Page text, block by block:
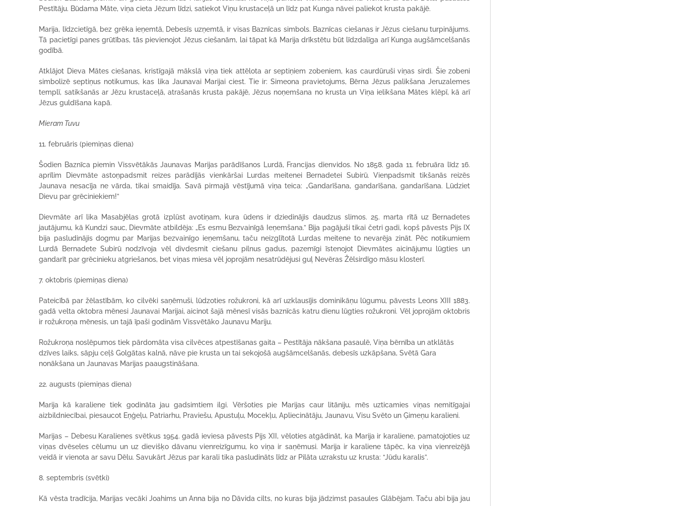
Pestītāju. Būdama Māte, viņa cieta Jēzum līdzi, satiekot Viņu krustaceļā un līdz pat Kunga nāvei paliekot krusta pakājē.
Marija, līdzcietīgā, bez grēka ieņemtā, Debesīs uzņemtā, ir visas Baznīcas simbols. Baznīcas ciešanas ir Jēzus ciešanu turpinājums.
Tā pacietīgi panes grūtības, tās pievienojot Jēzus ciešanām, lai tāpat kā Marija drīkstētu būt līdzdalīga arī Kunga augšām­celšanās
godībā.
Atklājot Dieva Mātes ciešanas, kristīgajā mākslā viņa tiek attēlota ar septiņiem zobeniem, kas caurdūruši viņas sirdi. Šie zobeni
simbolizē septiņus notikumus, kas lika Jaunavai Marijai ciest. Tie ir: Simeona pra­vie­tojums, Bērna Jēzus palikšana Jeruzalemes
templī, satikšanās ar Jēzu krustaceļā, atrašanās krusta pakājē, Jēzus noņemšana no krusta un Viņa ielikšana Mātes klēpī, kā arī
Jēzus guldīšana kapā.
Mieram Tuvu
11. februāris (piemiņas diena)
Šodien Baznīca piemin Vissvētākās Jaunavas Marijas parādīšanos Lurdā, Francijas dienvidos. No 1858. gada 11. februāra līdz 16.
aprīlim Dievmāte astoņpadsmit reizes parādījās vienkāršai Lurdas meitenei Bernadetei Subirū. Vienpadsmit tikšanās reizēs
Jaunava nesacīja ne vārda, tikai smaidīja. Savā pirmajā vēstījumā viņa teica: „Gandarīšana, gan­darīšana, gandarīšana. Lūdziet
Dievu par grēciniekiem!”
Dievmāte arī lika Masabjēlas grotā izplūst avotiņam, kura ūdens ir dziedinājis daudzus slimos. 25. marta rītā uz Bernadetes
jautājumu, kā Kundzi sauc, Dievmāte atbildēja: „Es esmu Bezvainīgā Ieņemšana.” Bija pagājuši tikai četri gadi, kopš pāvests Pijs IX
bija pasludinājis dogmu par Marijas bezvainīgo ieņemšanu, taču neizglītotā Lurdas meitene to nevarēja zināt. Pēc notikumiem
Lurdā Bernadete Subirū nodzīvoja vēl divdesmit ciešanu pilnus gadus, pazemīgi īs­tenojot Dievmātes aicinājumu lūgties un
gandarīt par grēcinieku atgriešanos, bet viņas miesa vēl joprojām nesatrūdējusi guļ Nevēras Žēlsirdīgo māsu klosterī.
7. oktobris (piemiņas diena)
Pateicībā par žēlastībām, ko cilvēki saņēmuši, lūdzoties rožukroni, kā arī uzklausījis dominikāņu lūgumu, pāvests Leons XIII 1883.
gadā velta oktobra mēnesi Jaunavai Marijai, aicinot šajā mēnesī visās baznīcās katru dienu lūgties rožukroni. Vēl joprojām oktobris
ir rožukroņa mēnesis, un tajā īpaši godinām Vissvētāko Jaunavu Mariju.
Rožukroņa noslēpumos tiek pārdomāta visa cilvēces atpestīšanas gaita – Pestītāja nākšana pasaulē, Viņa bērnība un atklātās
dzīves laiks, sāpju ceļš Golgātas kalnā, nāve pie krusta un tai sekojošā augšāmcelšanās, debesīs uzkāpšana, Svētā Gara
nonākšana un Jaunavas Marijas paaugstināšana.
22. augusts (piemiņas diena)
Marija kā karaliene tiek godināta jau gadsimtiem ilgi. Vēršoties pie Marijas caur litāniju, mēs uzticamies viņas nemitīgajai
aizbildniecībai, piesaucot Eņģeļu, Patriarhu, Praviešu, Apustuļu, Mocekļu, Apliecinātāju, Jaunavu, Visu Svēto un Ģimeņu karalieni.
Marijas – Debesu Karalienes svētkus 1954. gadā ieviesa pāvests Pijs XII, vēloties atgādināt, ka Marija ir karaliene, pamatojoties uz
viņas dvēseles cēlumu un uz dievišķo dāvanu vienreizīgumu, ko viņa ir saņēmusi. Marija ir karaliene tāpēc, ka viņa vienreizējā
veidā ir vienota ar savu Dēlu. Savukārt Jēzus par karali tika pasludināts līdz ar Pilāta uzrakstu uz krusta: “Jūdu karalis”.
8. septembris (svētki)
Kā vēsta tradīcija, Marijas vecāki Joahims un Anna bija no Dāvida cilts, no kuras bija jādzimst pasaules Glābējam. Taču abi bija jau